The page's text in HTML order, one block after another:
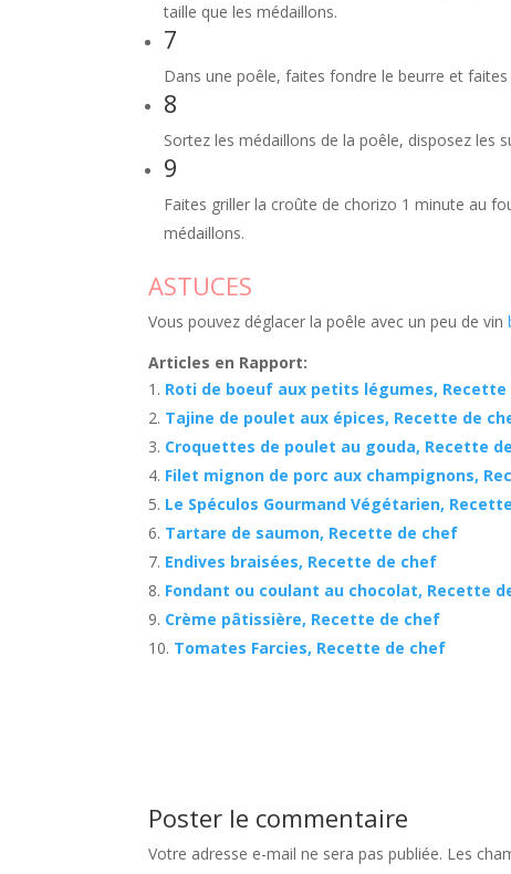
taille que les médaillons.
7
Dans une poêle, faites fondre le beurre et
8
Sortez les médaillons de la poêle, disposez les
9
Faites griller la croûte de chorizo 1 minute au
médaillons.
ASTUCES
Vous pouvez déglacer la poêle avec un peu de vin
Articles en Rapport:
Roti de boeuf aux petits légumes,
Tajine de poulet aux épices, Recette de
Croquettes de poulet au gouda, Recette
Filet mignon de porc aux champignons,
Le Spéculos Gourmand Végétarien,
Tartare de saumon, Recette de chef
Endives braisées, Recette de chef
Fondant ou coulant au chocolat, Recette
Crème pâtissière, Recette de chef
Tomates Farcies, Recette de chef
Poster le commentaire
Votre adresse e-mail ne sera pas publiée. Les